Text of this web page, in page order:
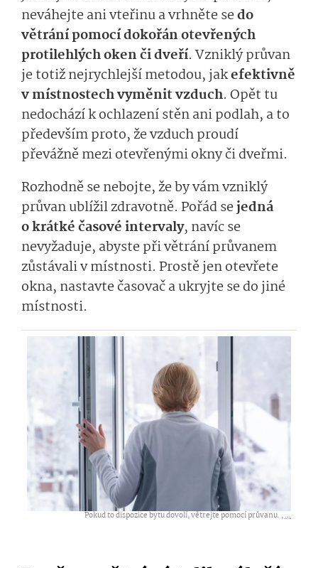
neváhejte ani vteřinu a vrhněte sedo
větrání pomocí dokořán otevřených
protilehlých oken či dveří. Vzniklý průvan
je totiž nejrychlejší metodou, jakefektivně
v místnostech vyměnit vzduch. Opět tu
nedochází k ochlazení stěn ani podlah, a to
především proto, že vzduch proudí
převážně mezi otevřenými okny či dveřmi.
Rozhodně se nebojte, že by vám vzniklý
průvan ublížil zdravotně. Pořád sejedná
o krátké časové intervaly, navíc se
nevyžaduje, abyste při větrání průvanem
zůstávali v místnosti. Prostě jen otevřete
okna, nastavte časovač a ukryjte se do jiné
místnosti.
Pokud to dispozice bytu dovolí, větrejte pomocí průvanu. ,...